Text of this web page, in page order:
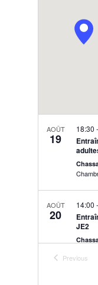
AOÛT
19
18:30
AOÛT
20
14:00-
JE2
Previous